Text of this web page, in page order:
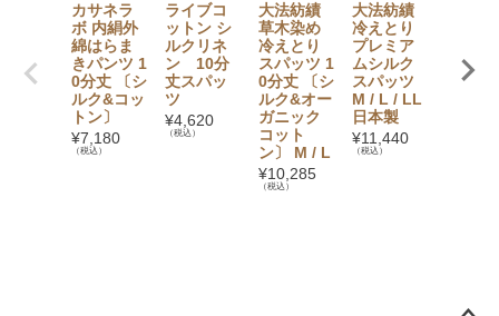
カサネラ
ボ 内絹外
綿はらま
きパンツ 1
0分丈 〔シ
ルク&コッ
トン〕
¥7,180
（税込）
ライブコ
ットン シ
ルクリネ
ン 10分
丈スパッ
ツ
¥4,620
（税込）
大法紡績
草木染め
冷えとり
スパッツ 1
0分丈 〔シ
ルク&オー
ガニック
コット
ン〕 M / L
¥10,285
（税込）
大法紡績
冷えとり
プレミア
ムシルク
スパッツ
M / L / LL
日本製
¥11,440
（税込）
〔シ
ウール